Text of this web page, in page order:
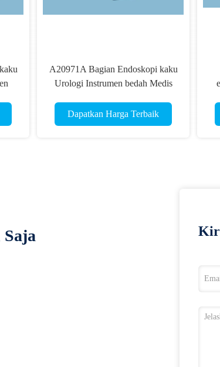
A20971A Bagian Endoskopi kaku
Urologi Instrumen bedah Medis
Dapatkan Harga Terbaik